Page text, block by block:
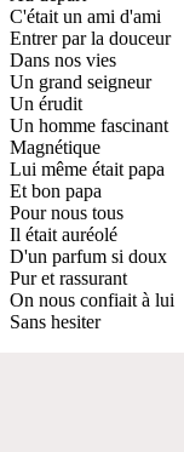
C'était un ami d'ami
Entrer par la douceur
Dans nos vies
Un grand seigneur
Un érudit
Un homme fascinant
Magnétique
Lui même était papa
Et bon papa
Pour nous tous
Il était auréolé
D'un parfum si doux
Pur et rassurant
On nous confiait à lui
Sans hesiter